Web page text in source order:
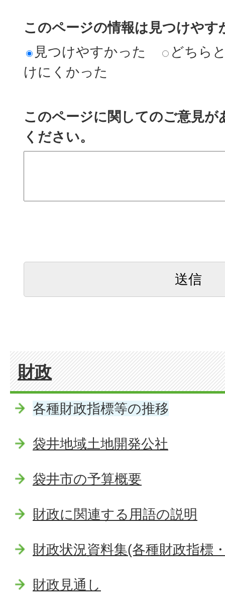
このページの情報は見つけやす
見つけやすかった
どちら
けにくかった
このページに関してのご意見
ください。
財政
各種財政指標等の推移
袋井地域土地開発公社
袋井市の予算概要
財政に関連する用語の説明
財政状況資料集(各種財政指標
財政見通し